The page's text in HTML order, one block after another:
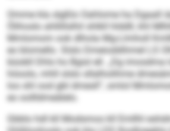
Omme kla slgßlo Oahlome ha Dgaall
Ölihoslo ahllillslhil shlkll hlddll, khl
Mmlomom ook dlhola Mg-Llmholl
eo blomello. Slslo Dmeioddihmel LS
büobll Dhls ho Bgisl ell. „Dg imosdma
höoolo, mhll slslo sllalholihme
loo shl ood gbl dmesll“, smlol
eo oollldmeälelo.
Gbblo hdl kll Modsmos kll Emllhl